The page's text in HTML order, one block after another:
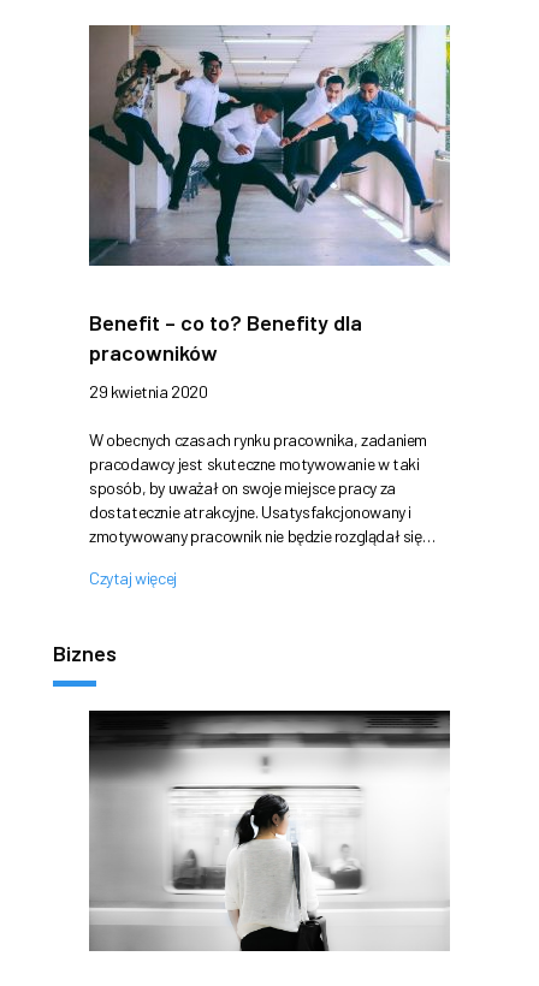
Benefit – co to? Benefity dla
pracowników
29 kwietnia 2020
W obecnych czasach rynku pracownika, zadaniem
pracodawcy jest skuteczne motywowanie w taki
sposób, by uważał on swoje miejsce pracy za
dostatecznie atrakcyjne. Usatysfakcjonowany i
zmotywowany pracownik nie będzie rozglądał się…
Czytaj więcej
Biznes